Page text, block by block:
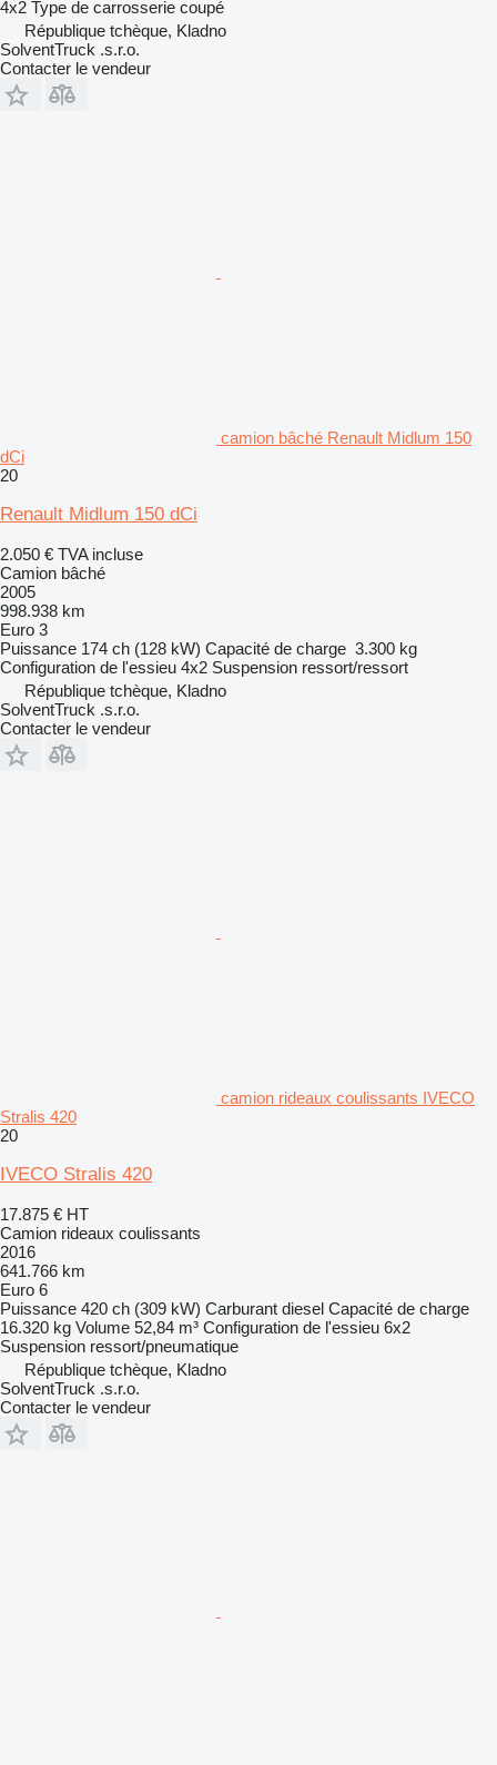
4x2 Type de carrosserie coupé
République tchèque, Kladno
SolventTruck .s.r.o.
Contacter le vendeur
camion bâché Renault Midlum 150
dCi
20
Renault Midlum 150 dCi
2.050 € TVA incluse
Camion bâché
2005
998.938 km
Euro 3
Puissance 174 ch (128 kW) Capacité de charge 3.300 kg
Configuration de l'essieu 4x2 Suspension ressort/ressort
République tchèque, Kladno
SolventTruck .s.r.o.
Contacter le vendeur
camion rideaux coulissants IVECO
Stralis 420
20
IVECO Stralis 420
17.875 € HT
Camion rideaux coulissants
2016
641.766 km
Euro 6
Puissance 420 ch (309 kW) Carburant diesel Capacité de charge
16.320 kg Volume 52,84 m³ Configuration de l'essieu 6x2
Suspension ressort/pneumatique
République tchèque, Kladno
SolventTruck .s.r.o.
Contacter le vendeur